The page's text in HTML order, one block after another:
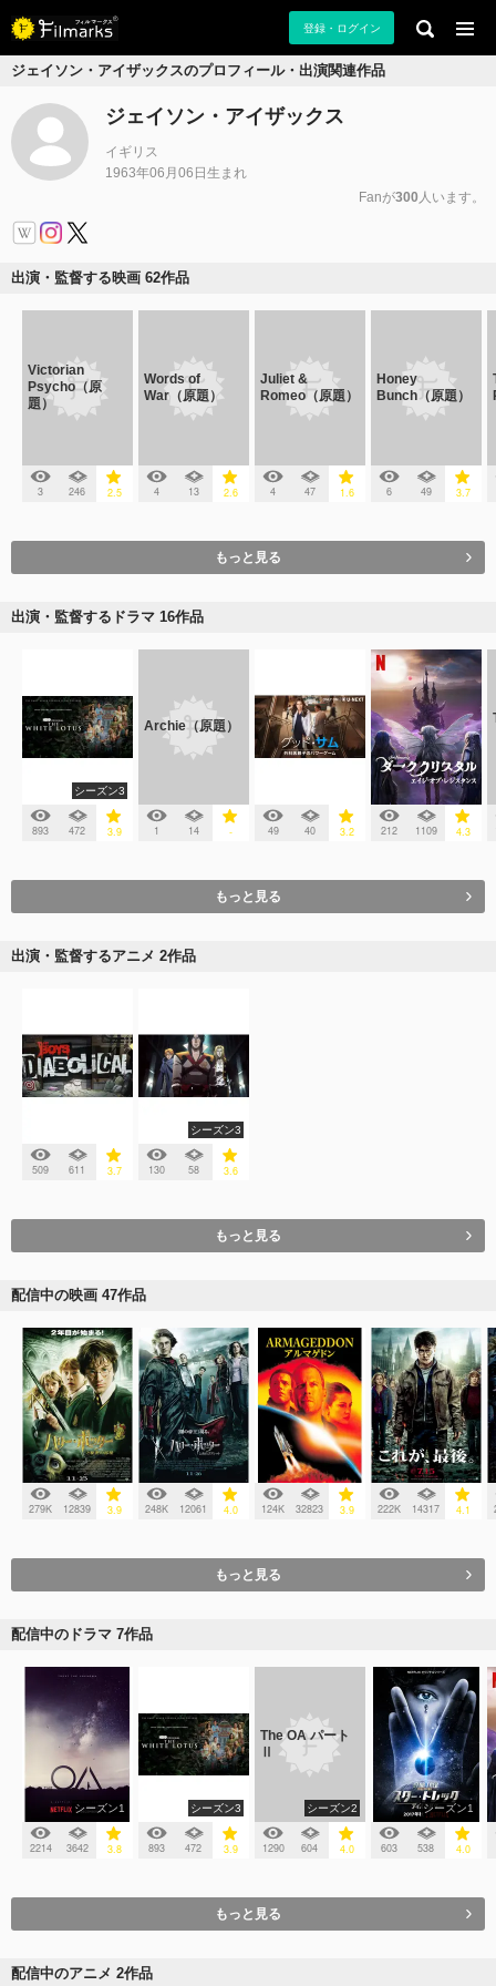
登録・ログイン
ジェイソン・アイザックスのプロフィール・出演関連作品
ジェイソン・アイザックス
イギリス
1963年06月06日生まれ
Fanが300 人います。
出演・監督する映画 62作品
Victorian
Psycho（原
題）
3 246 2.5
Words of
War（原題）
4 13 2.6
Juliet &
Romeo（原題）
4 47 1.6
Honey
Bunch（原題）
6 49 3.7
もっと見る
出演・監督するドラマ 16作品
シーズン3
893 472 3.9
Archie（原題）
1 14 - 49 40 3.2 212 1109 4.3
もっと見る
出演・監督するアニメ 2作品
509 611 3.7
シーズン3
130 58 3.6
もっと見る
配信中の映画 47作品
279K 12839 3.9 248K 12061 4.0 124K 32823 3.9 222K 14317 4.1
もっと見る
配信中のドラマ 7作品
シーズン1
2214 3642 3.8
シーズン3
893 472 3.9
The OA パート
シーズン2
1290 604 4.0
シーズン1
603 538 4.0
もっと見る
配信中のアニメ 2作品